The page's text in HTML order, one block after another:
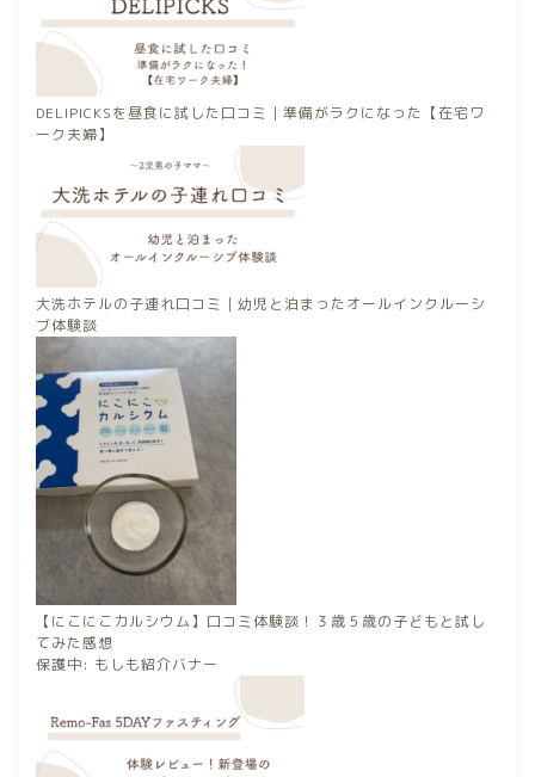
DELIPICKSを昼食に試した口コミ｜準備がラクになった【在宅ワ
ーク夫婦】
大洗ホテルの子連れ口コミ｜幼児と泊まったオールインクルーシ
ブ体験談
【にこにこカルシウム】口コミ体験談！３歳５歳の子どもと試し
てみた感想
保護中: もしも紹介バナー